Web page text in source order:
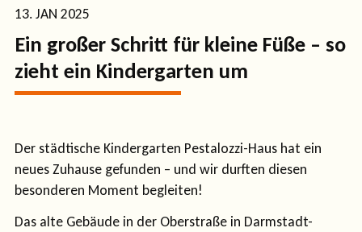
13. JAN 2025
Ein großer Schritt für kleine Füße – so
zieht ein Kindergarten um
Der städtische Kindergarten Pestalozzi-Haus hat ein
neues Zuhause gefunden – und wir durften diesen
besonderen Moment begleiten!
Das alte Gebäude in der Oberstraße in Darmstadt-